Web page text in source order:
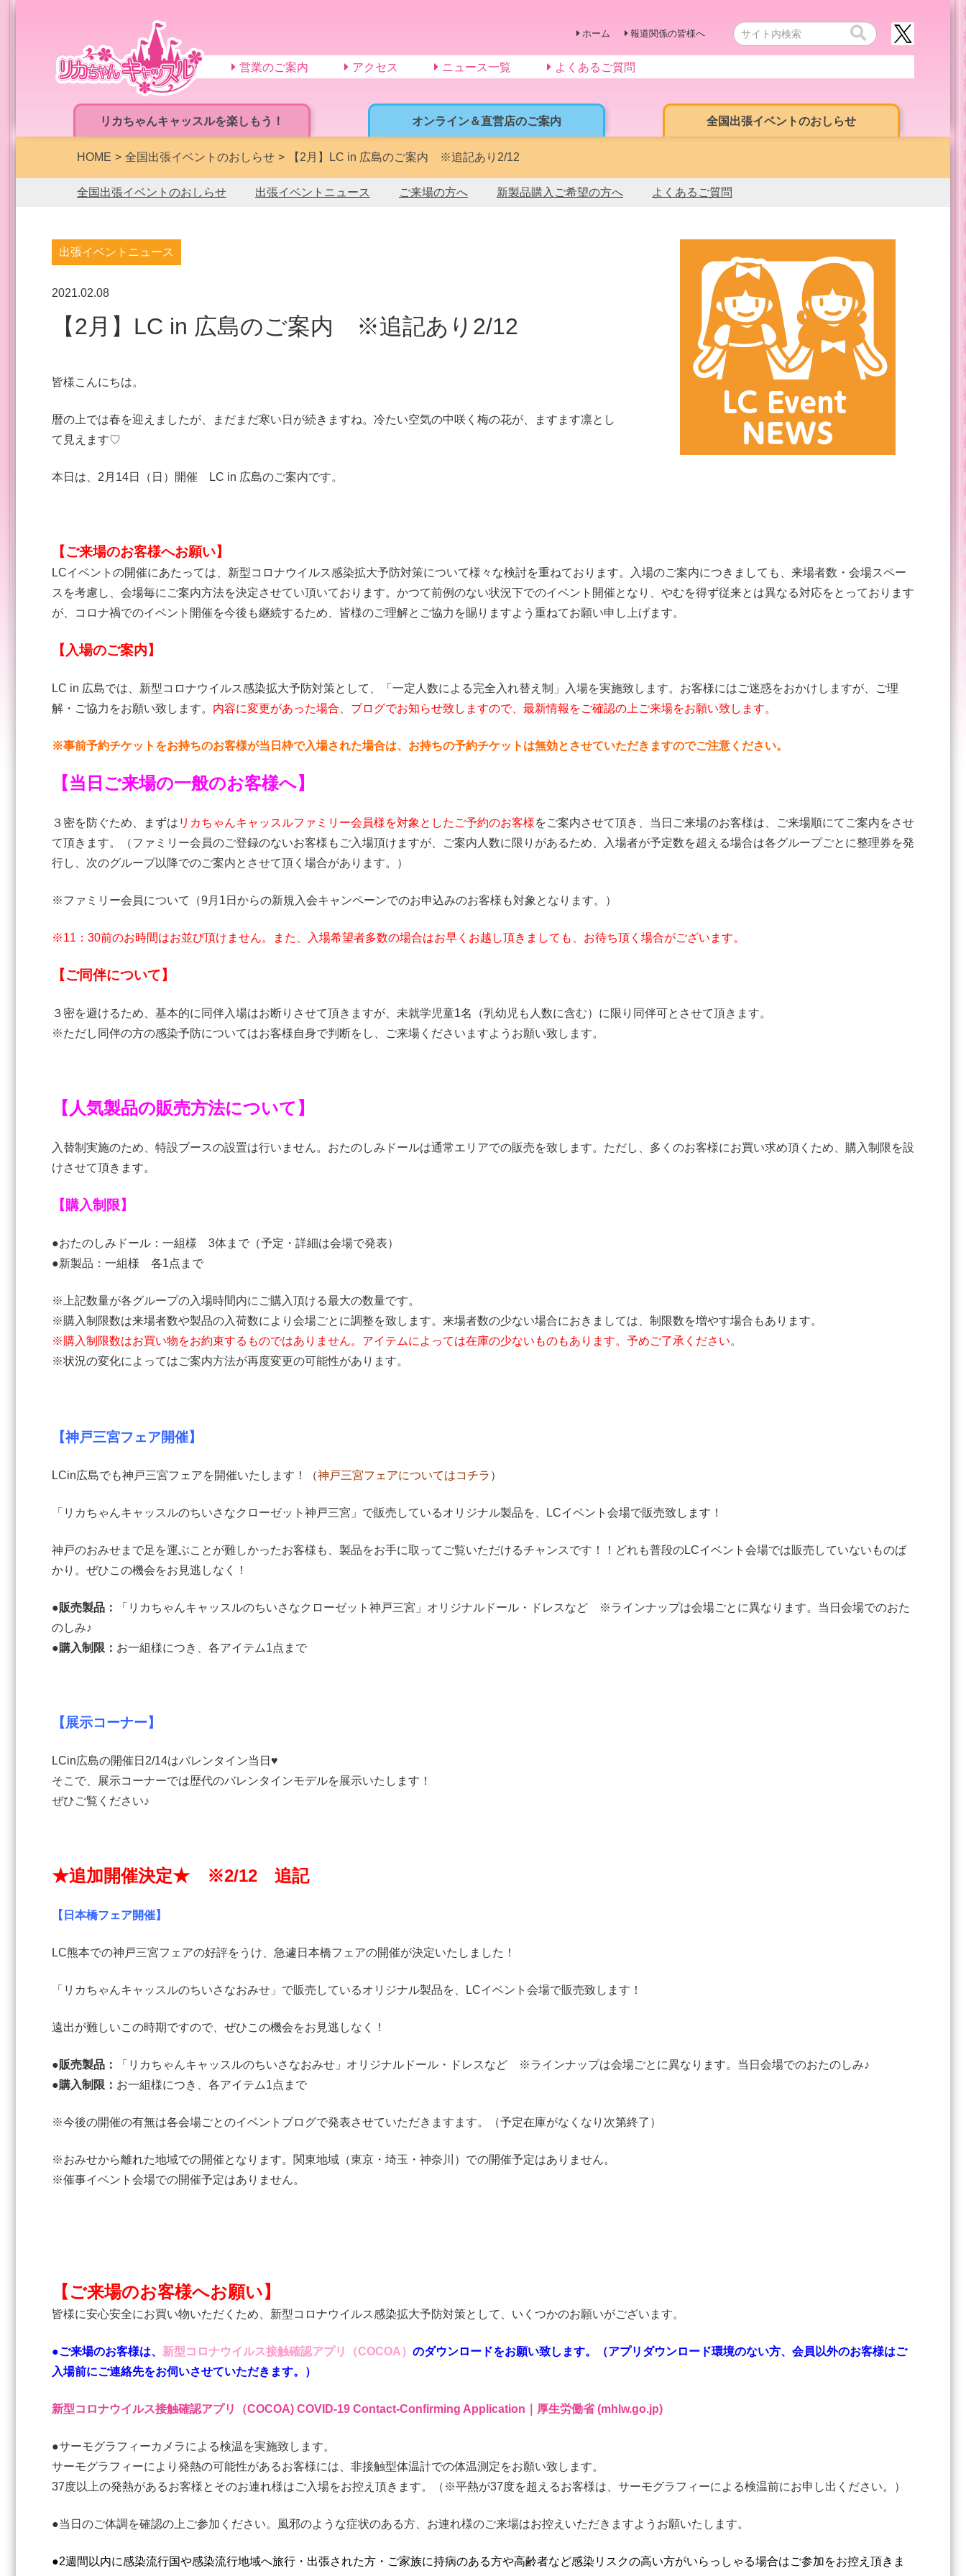
リカちゃんキャッスルを楽しもう！ オンライン＆直営店のご案内 全国出張イベントのおしらせ
ホーム 報道関係の皆様へ
営業のご案内 アクセス ニュース一覧 よくあるご質問
HOME 全国出張イベントのおしらせ 【2月】LC in 広島のご案内 ※追記あり2/12
全国出張イベントのおしらせ 出張イベントニュース ご来場の方へ 新製品購入ご希望の方へ よくあるご質問
出張イベントニュース
2021.02.08
【2月】LC in 広島のご案内 ※追記あり2/12
皆様こんにちは。
暦の上では春を迎えましたが、まだまだ寒い日が続きますね。冷たい空気の中咲く梅の花が、ますます凛とし
て見えます♡
本日は、2月14日（日）開催 LC in 広島のご案内です。
【ご来場のお客様へお願い】
LCイベントの開催にあたっては、新型コロナウイルス感染拡大予防対策について様々な検討を重ねております。入場のご案内につきましても、来場者数・会場スペー
スを考慮し、会場毎にご案内方法を決定させてい頂いております。かつて前例のない状況下でのイベント開催となり、やむを得ず従来とは異なる対応をとっております
が、コロナ禍でのイベント開催を今後も継続するため、皆様のご理解とご協力を賜りますよう重ねてお願い申し上げます。
【入場のご案内】
LC in 広島では、新型コロナウイルス感染拡大予防対策として、「一定人数による完全入れ替え制」入場を実施致します。お客様にはご迷惑をおかけしますが、ご理
解・ご協力をお願い致します。 内容に変更があった場合、ブログでお知らせ致しますので、最新情報をご確認の上ご来場をお願い致します。
※事前予約チケットをお持ちのお客様が当日枠で入場された場合は、お持ちの予約チケットは無効とさせていただきますのでご注意ください。
【当日ご来場の一般のお客様へ】
３密を防ぐため、まずは リカちゃんキャッスルファミリー会員様を対象としたご予約のお客様をご案内させて頂き、当日ご来場のお客様は、ご来場順にてご案内をさせ
て頂きます。（ファミリー会員のご登録のないお客様もご入場頂けますが、ご案内人数に限りがあるため、入場者が予定数を超える場合は各グループごとに整理券を発
行し、次のグループ以降でのご案内とさせて頂く場合があります。）
※ファミリー会員について（9月1日からの新規入会キャンペーンでのお申込みのお客様も対象となります。）
※11：30前のお時間はお並び頂けません。また、入場希望者多数の場合はお早くお越し頂きましても、お待ち頂く場合がございます。
【ご同伴について】
３密を避けるため、基本的に同伴入場はお断りさせて頂きますが、未就学児童1名（乳幼児も人数に含む）に限り同伴可とさせて頂きます。
※ただし同伴の方の感染予防についてはお客様自身で判断をし、ご来場くださいますようお願い致します。
【人気製品の販売方法について】
入替制実施のため、特設ブースの設置は行いません。おたのしみドールは通常エリアでの販売を致します。ただし、多くのお客様にお買い求め頂くため、購入制限を設
けさせて頂きます。
【購入制限】
●おたのしみドール：一組様 3体まで（予定・詳細は会場で発表）
●新製品：一組様 各1点まで
※上記数量が各グループの入場時間内にご購入頂ける最大の数量です。
※購入制限数は来場者数や製品の入荷数により会場ごとに調整を致します。来場者数の少ない場合におきましては、制限数を増やす場合もあります。
※購入制限数はお買い物をお約束するものではありません。アイテムによっては在庫の少ないものもあります。予めご了承ください。
※状況の変化によってはご案内方法が再度変更の可能性があります。
【神戸三宮フェア開催】
LCin広島でも神戸三宮フェアを開催いたします！（神戸三宮フェアについてはコチラ ）
「リカちゃんキャッスルのちいさなクローゼット神戸三宮」で販売しているオリジナル製品を、LCイベント会場で販売致します！
神戸のおみせまで足を運ぶことが難しかったお客様も、製品をお手に取ってご覧いただけるチャンスです！！どれも普段のLCイベント会場では販売していないものば
かり。ぜひこの機会をお見逃しなく！
●販売製品：
「リカちゃんキャッスルのちいさなクローゼット神戸三宮」オリジナルドール・ドレスなど ※ラインナップは会場ごとに異なります。当日会場でのおた
のしみ♪
●購入制限： お一組様につき、各アイテム1点まで
【展示コーナー】
LCin広島の開催日2/14はバレンタイン当日♥
そこで、展示コーナーでは歴代のバレンタインモデルを展示いたします！
ぜひご覧ください♪
★追加開催決定★ ※2/12 追記
【日本橋フェア開催】
LC熊本での神戸三宮フェアの好評をうけ、急遽日本橋フェアの開催が決定いたしました！
「リカちゃんキャッスルのちいさなおみせ」で販売しているオリジナル製品を、LCイベント会場で販売致します！
遠出が難しいこの時期ですので、ぜひこの機会をお見逃しなく！
●販売製品：
「リカちゃんキャッスルのちいさなおみせ」オリジナルドール・ドレスなど ※ラインナップは会場ごとに異なります。当日会場でのおたのしみ♪
●購入制限： お一組様につき、各アイテム1点まで
※今後の開催の有無は各会場ごとのイベントブログで発表させていただきますます。（予定在庫がなくなり次第終了）
※おみせから離れた地域での開催となります。関東地域（東京・埼玉・神奈川）での開催予定はありません。
※催事イベント会場での開催予定はありません。
【ご来場のお客様へお願い】
皆様に安心安全にお買い物いただくため、新型コロナウイルス感染拡大予防対策として、いくつかのお願いがございます。
●ご来場のお客様は、 新型コロナウイルス接触確認アプリ（COCOA） のダウンロードをお願い致します。（アプリダウンロード環境のない方、会員以外のお客様はご
入場前にご連絡先をお伺いさせていただきます。）
新型コロナウイルス接触確認アプリ（COCOA) COVID-19 Contact-Confirming Application｜厚生労働省 (mhlw.go.jp)
●サーモグラフィーカメラによる検温を実施致します。
サーモグラフィーにより発熱の可能性があるお客様には、非接触型体温計での体温測定をお願い致します。
37度以上の発熱があるお客様とそのお連れ様はご入場をお控え頂きます。（※平熱が37度を超えるお客様は、サーモグラフィーによる検温前にお申し出ください。）
●当日のご体調を確認の上ご参加ください。風邪のような症状のある方、お連れ様のご来場はお控えいただきますようお願いたします。
●2週間以内に感染流行国や感染流行地域へ旅行・出張された方・ご家族に持病のある方や高齢者など感染リスクの高い方がいらっしゃる場合はご参加をお控え頂きま